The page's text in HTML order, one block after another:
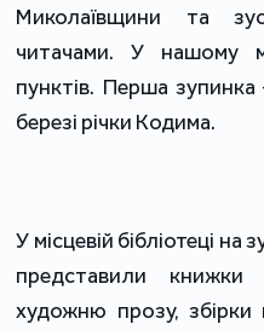
Миколаївщини та
читачами. У нашому
пунктів. Перша
березі річки Кодима.
У місцевій бібліотеці на
представили книжки
художню прозу, збірки